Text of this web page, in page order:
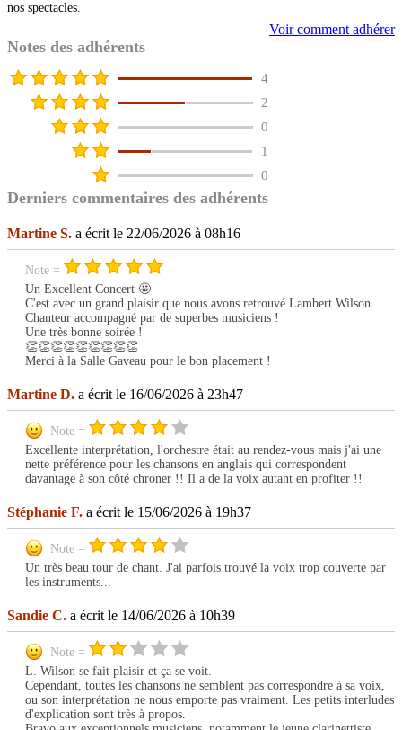
nos spectacles.
Voir comment adhérer
Notes des adhérents
4
2
0
1
0
Derniers commentaires des adhérents
Martine S. a écrit le 22/06/2026 à 08h16
Note =
Un Excellent Concert 🤩
C'est avec un grand plaisir que nous avons retrouvé Lambert Wilson
Chanteur accompagné par de superbes musiciens !
Une très bonne soirée !
👏👏👏👏👏👏👏👏👏
Merci à la Salle Gaveau pour le bon placement !
Martine D. a écrit le 16/06/2026 à 23h47
Note =
Excellente interprétation, l'orchestre était au rendez-vous mais j'ai une
nette préférence pour les chansons en anglais qui correspondent
davantage à son côté chroner !! Il a de la voix autant en profiter !!
Stéphanie F. a écrit le 15/06/2026 à 19h37
Note =
Un très beau tour de chant. J'ai parfois trouvé la voix trop couverte par
les instruments...
Sandie C. a écrit le 14/06/2026 à 10h39
Note =
L. Wilson se fait plaisir et ça se voit.
Cependant, toutes les chansons ne semblent pas correspondre à sa voix,
ou son interprétation ne nous emporte pas vraiment. Les petits interludes
d'explication sont très à propos.